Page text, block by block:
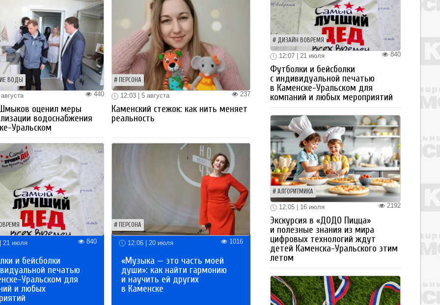
ВОДЫ
440
оценил меры
водоснабжения
Уральском
ПЕРСОНА
237
12:03 | 5 августа
Каменский стежок: как нить меняет
реальность
21 июля 840
и бейсболки
печатью
Уральском для
и любых
ПЕРСОНА
12:06 | 20 июля 1016
«Музыка — это часть моей
души»: как найти гармонию
и научить ей других
в Каменске
ДИЗАЙН ВОВРЕМЯ
840
12:07 | 21 июля
Футболки и бейсболки
с индивидуальной печатью
в Каменске-Уральском для
компаний и любых мероприятий
АЛГОРИТМИКА
2192
12:05 | 16 июля
Экскурсия в «ДОДО Пицца»
и полезные знания из мира
цифровых технологий ждут
детей Каменска-Уральского этим
летом